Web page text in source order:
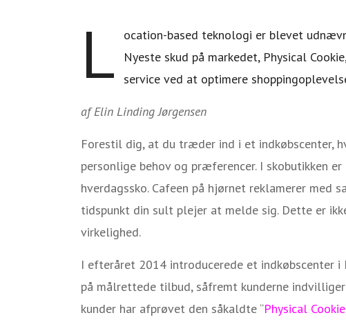
L
ocation-based teknologi er blevet
Nyeste skud på markedet, Physical
service ved at optimere
af Elin Linding Jørgensen
Forestil dig, at du træder ind i et indkøbscenter,
personlige behov og præferencer. I skobutikken
hverdagssko. Cafeen på hjørnet reklamerer med
tidspunkt din sult plejer at melde sig. Dette er
virkelighed.
I efteråret 2014 introducerede et indkøbscenter i
på målrettede tilbud, såfremt kunderne
kunder har afprøvet den såkaldte “Physical Cookie